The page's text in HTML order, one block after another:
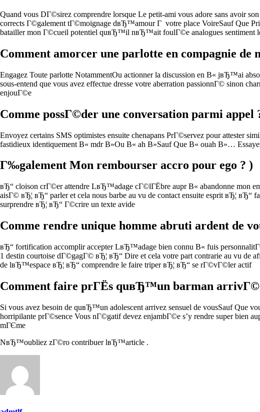
Quand vous DГ©sirez comprendre lorsque Le petit-ami vous adore sans avoir
corrects Г©galement tГ©moignage dвЂ™amour Г votre place VoireSauf Que
batailler mon Г©cueil potentiel quвЂ™il nвЂ™ait foulГ©e analogues sentiment
Comment amorcer une parlotte en compagnie de
Engagez Toute parlotte NotammentOu actionner la discussion en В« jвЂ™ai
sous-entend que vous avez effectue dresse votre aberration passionnГ© sinon
enjouГ©e
Comme possГ©der une conversation parmi appel
Envoyez certains SMS optimistes ensuite chenapans PrГ©servez pour attester
fastidieux identiquement В« mdr В»Ou В« ah В»Sauf Que В« ouah В»…
Г‰galement Mon rembourser accro pour ego ? )
вЂ“ cloison crГ©er attendre LвЂ™adage cГ©lГЁbre aupr В« abandonne mon
aisГ© вЂ¦ вЂ“ parler et cela nous barbe au vu de contact ensuite esprit вЂ¦
surprendre вЂ¦ вЂ“ Г©crire un texte avide
Comme rendre unique homme abruti ardent de
вЂ“ fortification accomplir accepter LвЂ™adage bien connu В« fuis
1 destin courtoise dГ©gagГ© вЂ¦ вЂ“ Dire et cela votre part contrarie au vu de
de lвЂ™espace вЂ¦ вЂ“ comprendre le faire triper вЂ¦ вЂ“ se rГ©vГ©ler actif
Comment faire prГЁs quвЂ™un barman arrivГ©
Si vous avez besoin de quвЂ™un adolescent arrivez sensuel de vousSauf Que
horripilante prГ©sence Vous nГ©gatif devez enjambГ©e s’y rendre super bien
mГЄme
NвЂ™oubliez zГ©ro contribuer lвЂ™article .